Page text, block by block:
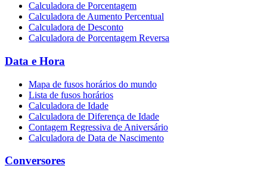
Calculadora de Porcentagem
Calculadora de Aumento Percentual
Calculadora de Desconto
Calculadora de Porcentagem Reversa
Data e Hora
Mapa de fusos horários do mundo
Lista de fusos horários
Calculadora de Idade
Calculadora de Diferença de Idade
Contagem Regressiva de Aniversário
Calculadora de Data de Nascimento
Conversores